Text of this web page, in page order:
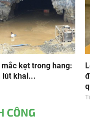
kẹt trong hang:
lút khai...
CÔNG